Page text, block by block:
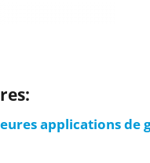
applications